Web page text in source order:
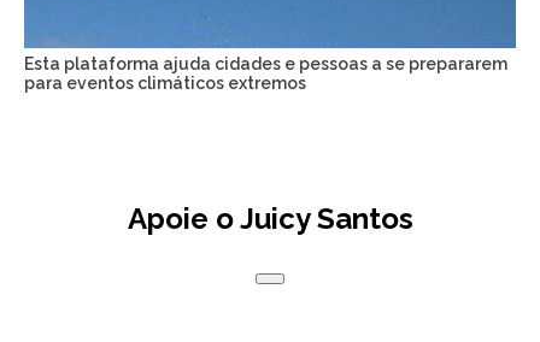
Esta plataforma ajuda cidades e pessoas a se prepararem
para eventos climáticos extremos
Apoie o Juicy Santos